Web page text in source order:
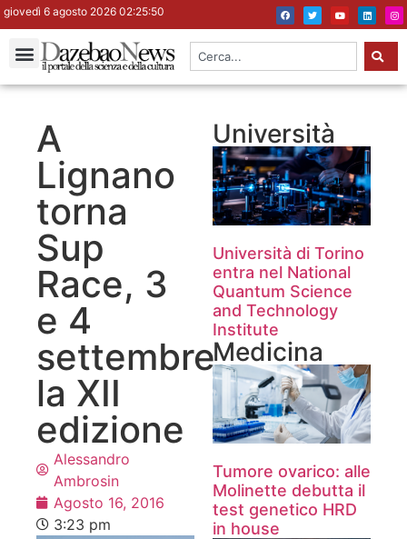
giovedì 6 agosto 2026 02:25:51
A
Lignano
torna
Sup
Race, 3
e 4
settembre
la XII
edizione
Alessandro
Ambrosin
Agosto 16, 2016
3:23 pm
Università
Università di Torino
entra nel National
Quantum Science
and Technology
Institute
Medicina
Tumore ovarico: alle
Molinette debutta il
test genetico HRD
in house